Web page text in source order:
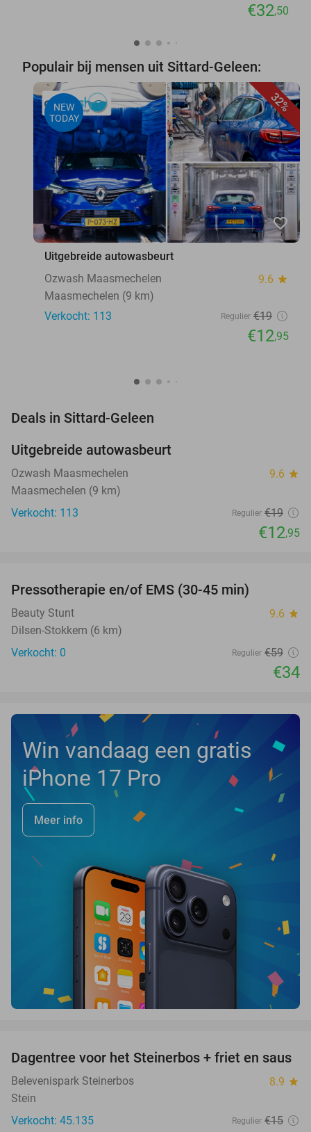
€32,50
Populair bij mensen uit Sittard-Geleen:
32%
NEW
TODAY
favorite_border
Uitgebreide autowasbeurt
Ozwash Maasmechelen
9.6 star
Maasmechelen (9 km)
Verkocht: 113
Regulier €19
€12,95
Deals in Sittard-Geleen
NEW
TODAY
Uitgebreide autowasbeurt
Ozwash Maasmechelen 9.6 star
Maasmechelen (9 km)
Verkocht: 113
Regulier €19
€12,95
TODAY
Pressotherapie en/of EMS (30-45 min)
Beauty Stunt 9.6 star
Dilsen-Stokkem (6 km)
Verkocht: 0
Regulier €59
€34
Win vandaag een gratis
iPhone 17 Pro
Meer info
37%
Dagentree voor het Steinerbos + friet en saus
Belevenispark Steinerbos 8.9 star
Stein
Verkocht: 45.135
Regulier €15